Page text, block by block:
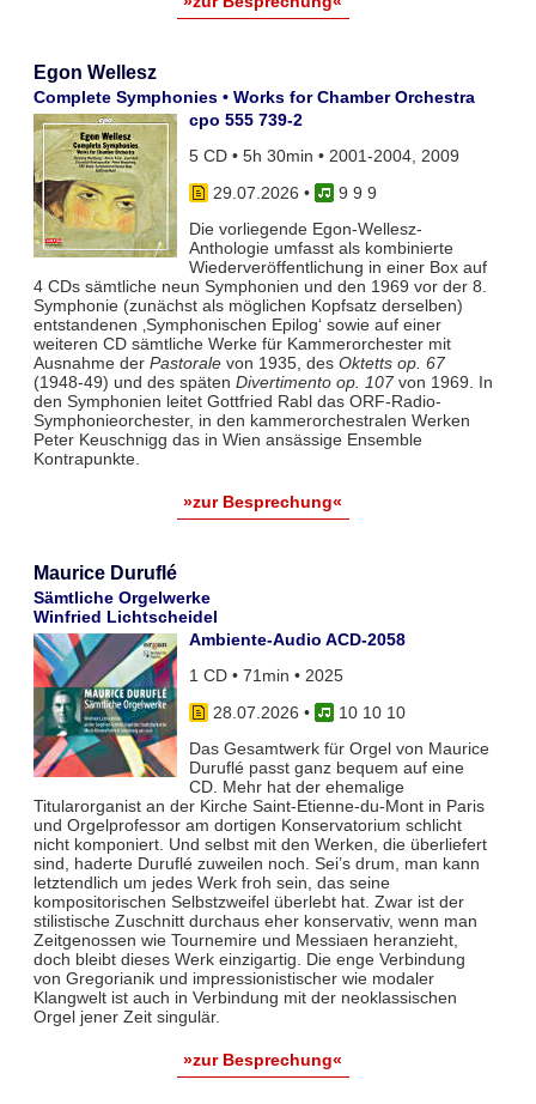
Egon Wellesz
Complete Symphonies • Works for Chamber Orchestra
cpo 555 739-2
5 CD • 5h 30min • 2001-2004, 2009
29.07.2026 •
9 9 9
Die vorliegende Egon-Wellesz-
Anthologie umfasst als kombinierte
Wiederveröffentlichung in einer Box auf
4 CDs sämtliche neun Symphonien und den 1969 vor der 8.
Symphonie (zunächst als möglichen Kopfsatz derselben)
entstandenen ‚Symphonischen Epilog‘ sowie auf einer
weiteren CD sämtliche Werke für Kammerorchester mit
Ausnahme der Pastoralevon 1935, des Oktetts op. 67
(1948-49) und des späten Divertimento op. 107von 1969. In
den Symphonien leitet Gottfried Rabl das ORF-Radio-
Symphonieorchester, in den kammerorchestralen Werken
Peter Keuschnigg das in Wien ansässige Ensemble
Kontrapunkte.
»zur Besprechung«
Maurice Duruflé
Sämtliche Orgelwerke
Winfried Lichtscheidel
Ambiente-Audio ACD-2058
1 CD • 71min • 2025
28.07.2026 •
10 10 10
Das Gesamtwerk für Orgel von Maurice
Duruflé passt ganz bequem auf eine
CD. Mehr hat der ehemalige
Titularorganist an der Kirche Saint-Etienne-du-Mont in Paris
und Orgelprofessor am dortigen Konservatorium schlicht
nicht komponiert. Und selbst mit den Werken, die überliefert
sind, haderte Duruflé zuweilen noch. Sei’s drum, man kann
letztendlich um jedes Werk froh sein, das seine
kompositorischen Selbstzweifel überlebt hat. Zwar ist der
stilistische Zuschnitt durchaus eher konservativ, wenn man
Zeitgenossen wie Tournemire und Messiaen heranzieht,
doch bleibt dieses Werk einzigartig. Die enge Verbindung
von Gregorianik und impressionistischer wie modaler
Klangwelt ist auch in Verbindung mit der neoklassischen
Orgel jener Zeit singulär.
»zur Besprechung«